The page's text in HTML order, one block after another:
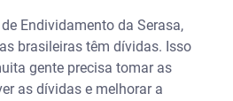
Endividamento da Serasa,
brasileiras têm dívidas. Isso
gente precisa tomar as
as dívidas e melhorar a